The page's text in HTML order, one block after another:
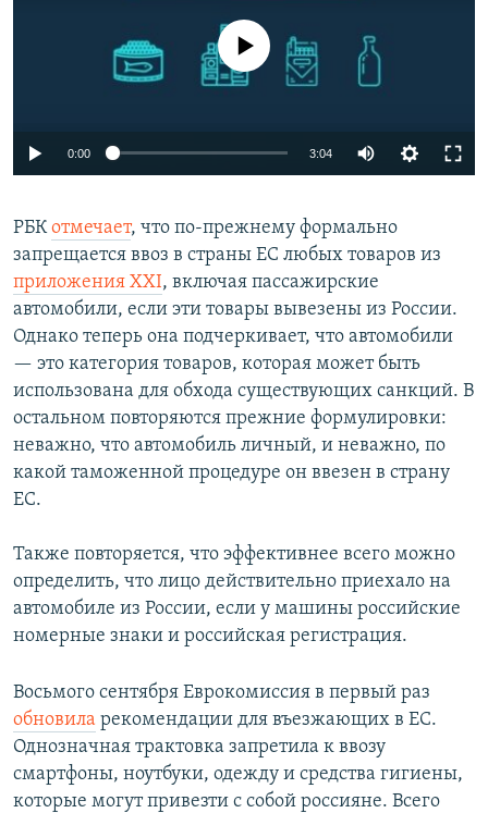
Auto 240p 360p 480p
720p 1080p
No media source currently available
0:00 3:04
360p
480p
720p
1080p
РБКотмечает, что по-прежнему формально
запрещается ввоз в страны ЕС любых товаров из
приложения XXI, включая пассажирские
автомобили, если эти товары вывезены из России.
Однако теперь она подчеркивает, что автомобили
— это категория товаров, которая может быть
использована для обхода существующих санкций. В
остальном повторяются прежние формулировки:
неважно, что автомобиль личный, и неважно, по
какой таможенной процедуре он ввезен в страну
ЕС.
Также повторяется, что эффективнее всего можно
определить, что лицо действительно приехало на
автомобиле из России, если у машины российские
номерные знаки и российская регистрация.
Восьмого сентября Еврокомиссия в первый раз
обновила рекомендации для въезжающих в ЕС.
Однозначная трактовка запретила к ввозу
смартфоны, ноутбуки, одежду и средства гигиены,
которые могут привезти с собой россияне. Всего